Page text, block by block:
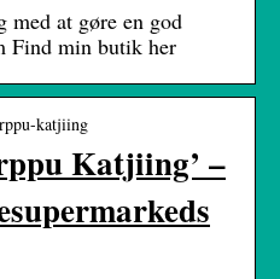
at gøre en god
Find min butik her
katjiing
Katjiing’ –